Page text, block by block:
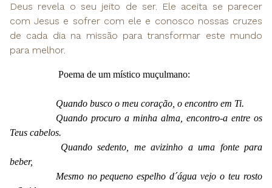
Deus revela o seu jeito de ser. Ele aceita se parecer
com Jesus e sofrer com ele e conosco nossas cruzes
de cada dia na missão para transformar este mundo
para melhor.
Poema de um místico muçulmano:
Quando busco o meu coração, o encontro em Ti.
Quando procuro a minha alma, encontro-a entre os
Teus cabelos.
Quando sedento, me avizinho a uma fonte para
beber,
Mesmo no pequeno espelho d´águavejo o teu rosto